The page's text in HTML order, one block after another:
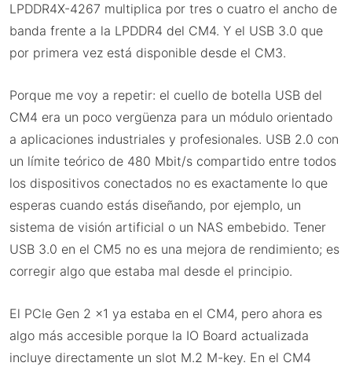
LPDDR4X-4267 multiplica por tres o cuatro el ancho de
banda frente a la LPDDR4 del CM4. Y el USB 3.0 que
por primera vez está disponible desde el CM3.
Porque me voy a repetir: el cuello de botella USB del
CM4 era un poco vergüenza para un módulo orientado
a aplicaciones industriales y profesionales. USB 2.0 con
un límite teórico de 480 Mbit/s compartido entre todos
los dispositivos conectados no es exactamente lo que
esperas cuando estás diseñando, por ejemplo, un
sistema de visión artificial o un NAS embebido. Tener
USB 3.0 en el CM5 no es una mejora de rendimiento; es
corregir algo que estaba mal desde el principio.
El PCIe Gen 2 x1 ya estaba en el CM4, pero ahora es
algo más accesible porque la IO Board actualizada
incluye directamente un slot M.2 M-key. En el CM4